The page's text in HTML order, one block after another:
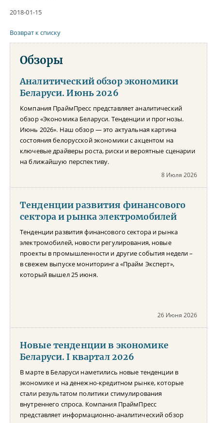
2018-01-15
Возврат к списку
Обзоры
Аналитический обзор экономики
Беларуси. Июнь 2026
Компания ПраймПресс представляет аналитический
обзор «Экономика Беларуси. Тенденции и прогнозы.
Июнь 2026». Наш обзор — это актуальная картина
состояния белорусской экономики с акцентом на
ключевые драйверы роста, риски и вероятные сценарии
на ближайшую перспективу.
8 Июля 2026
Тенденции развития финансового
сектора и рынка электромобилей
Тенденции развития финансового сектора и рынка
электромобилей, новости регулирования, новые
проекты в промышленности и другие события недели –
в свежем выпуске мониторинга «Прайм Эксперт»,
который вышел 25 июня.
26 Июня 2026
Новые тенденции в экономике
Беларуси. I квартал 2026
В марте в Беларуси наметились новые тенденции в
экономике и на денежно-кредитном рынке, которые
стали результатом политики стимулирования
внутреннего спроса. Компания ПраймПресс
представляет информационно-аналитический обзор